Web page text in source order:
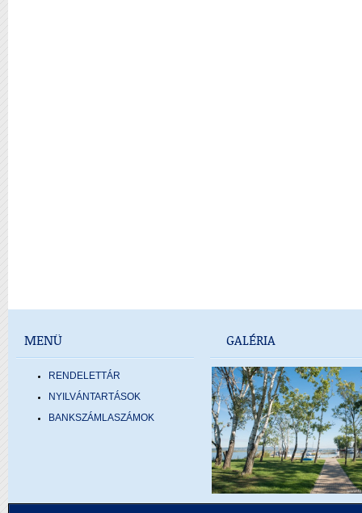
MENÜ
RENDELETTÁR
NYILVÁNTARTÁSOK
BANKSZÁMLASZÁMOK
GALÉRIA